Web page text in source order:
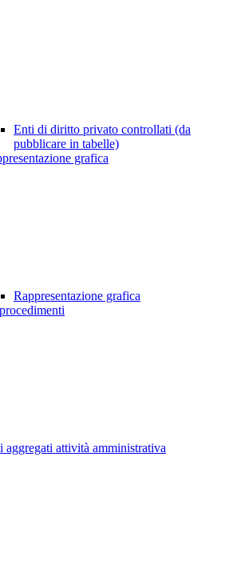
Enti di diritto privato controllati (da
pubblicare in tabelle)
grafica
Rappresentazione grafica
aggregati attività amministrativa